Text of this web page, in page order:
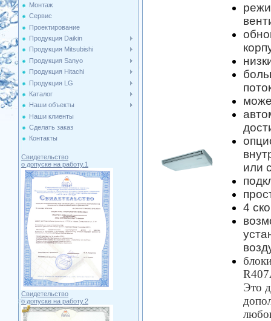
Монтаж
Сервис
Проектирование
Продукция Daikin
Продукция Mitsubishi
Продукция Sanyo
Продукция Hitachi
Продукция LG
Каталог
Наши объекты
Наши клиенты
Сделать заказ
Контакты
Свидетельство
о допуске на работу.1
Свидетельство
о допуске на работу.2
или
4
Это